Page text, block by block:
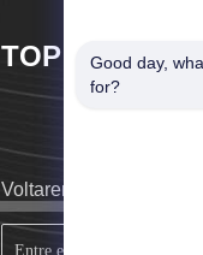
TOP GOLF
Voltaremos a ligar-lhe
Good day,
for?